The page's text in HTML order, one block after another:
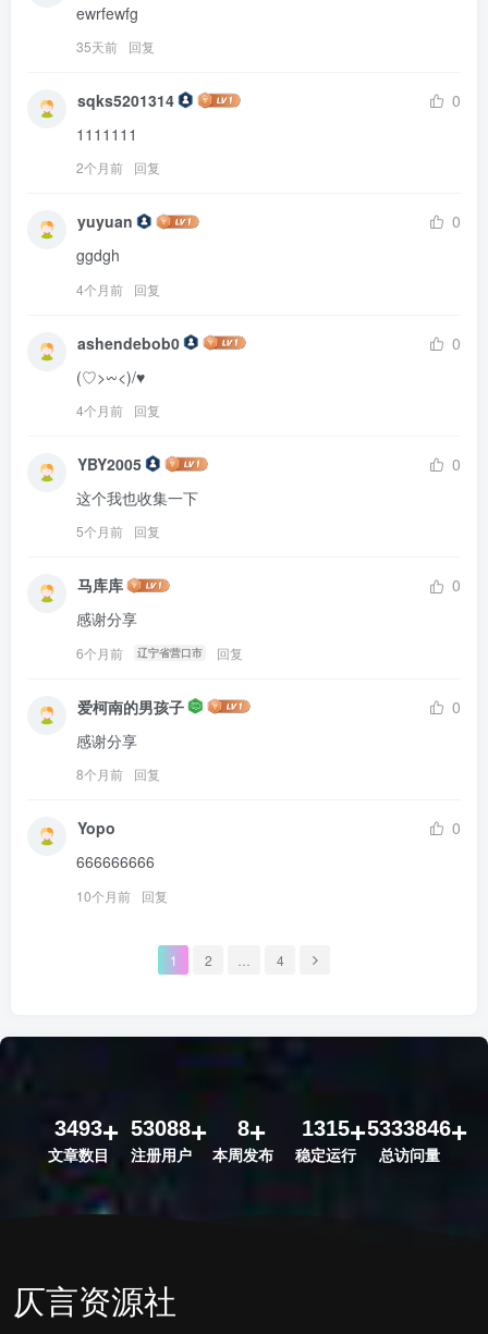
ewrfewfg
35天前 回复
sqks5201314
0
1111111
2个月前 回复
yuyuan
0
ggdgh
4个月前 回复
ashendebob0
0
(♡>𖥦<)/♥
4个月前 回复
YBY2005
0
这个我也收集一下
5个月前 回复
马库库
0
感谢分享
6个月前 辽宁省营口市 回复
爱柯南的男孩子
0
感谢分享
8个月前 回复
Yopo
0
666666666
10个月前 回复
1 2 4
3493
文章数目
53088
注册用户
8
本周发布
1315
稳定运行
5333846
总访问量
仄言资源社